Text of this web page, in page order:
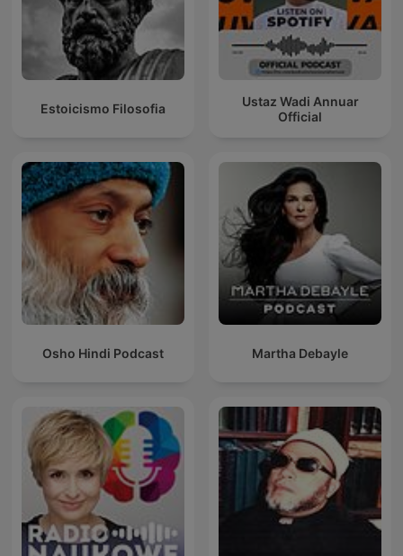
Estoicismo Filosofia
Ustaz Wadi Annuar
Official
Osho Hindi Podcast Martha Debayle